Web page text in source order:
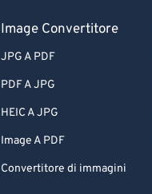
Image Convertitore
JPG A PDF
PDF A JPG
HEIC A JPG
Image A PDF
Convertitore di immagini